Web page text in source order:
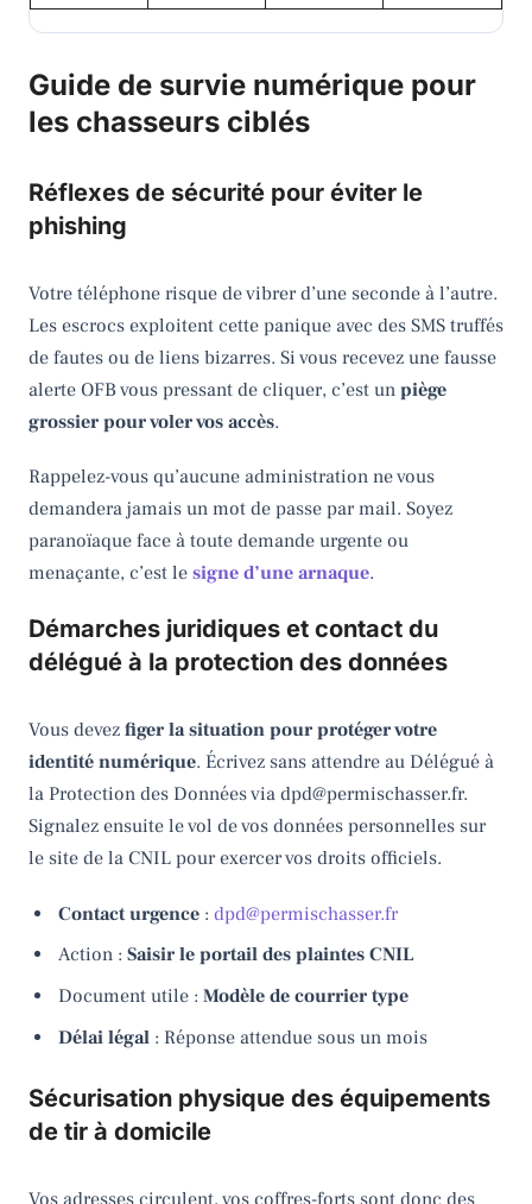
Guide de survie numérique pour
les chasseurs ciblés
Réflexes de sécurité pour éviter le
phishing
Votre téléphone risque de vibrer d’une seconde à l’autre.
Les escrocs exploitent cette panique avec des SMS truffés
de fautes ou de liens bizarres. Si vous recevez une fausse
alerte OFB vous pressant de cliquer, c’est un piège
grossier pour voler vos accès.
Rappelez-vous qu’aucune administration ne vous
demandera jamais un mot de passe par mail. Soyez
paranoïaque face à toute demande urgente ou
menaçante, c’est le signe d’une arnaque.
Démarches juridiques et contact du
délégué à la protection des données
Vous devez figer la situation pour protéger votre
identité numérique. Écrivez sans attendre au Délégué à
la Protection des Données via dpd@permischasser.fr.
Signalez ensuite le vol de vos données personnelles sur
le site de la CNIL pour exercer vos droits officiels.
Contact urgence: dpd@permischasser.fr
Action : Saisir le portail des plaintes CNIL
Document utile : Modèle de courrier type
Délai légal: Réponse attendue sous un mois
Sécurisation physique des équipements
de tir à domicile
Vos adresses circulent, vos coffres-forts sont donc des